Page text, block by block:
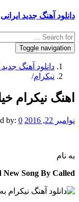
دانلود آهنگ جدید ایرانی
Toggle navigation
دانلود آهنگ جدید
نیکرام/
اهنگ نیکرام
نوامبر 22, 2016 by: 0
به نام
New Song By Called